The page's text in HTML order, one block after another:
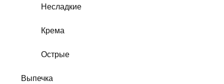
Несладкие
Крема
Острые
Выпечка